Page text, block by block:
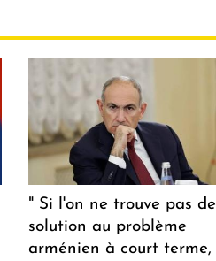
" Si l'on ne trouve pas de
solution au problème
arménien à court terme,